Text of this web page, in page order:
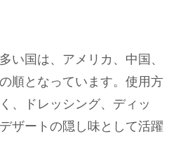
い国は、アメリカ、中国、
順となっています。使用方
、ドレッシング、ディッ
ザートの隠し味として活躍